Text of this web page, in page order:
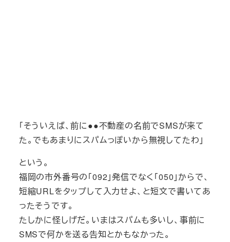
「そういえば、前に●●不動産の名前でSMSが来て
た。でもあまりにスパムっぽいから無視してたわ」
という。
福岡の市外番号の「092」発信でなく「050」からで、
短縮URLをタップして入力せよ、と短文で書いてあ
ったそうです。
たしかに怪しげだ。いまはスパムも多いし、事前に
SMSで何かを送る告知とかもなかった。